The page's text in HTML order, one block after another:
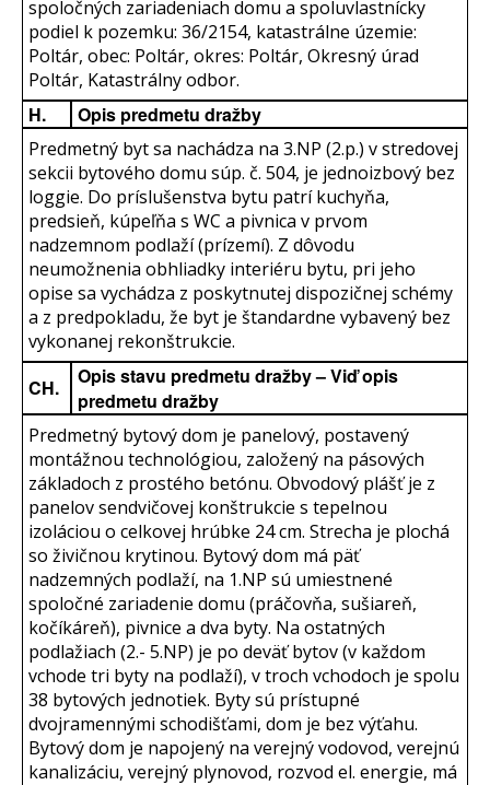
spoločných zariadeniach domu a spoluvlastnícky
podiel k pozemku: 36/2154, katastrálne územie:
Poltár, obec: Poltár, okres: Poltár, Okresný úrad
Poltár, Katastrálny odbor.
H. Opis predmetu dražby
Predmetný byt sa nachádza na 3.NP (2.p.) v stredovej
sekcii bytového domu súp. č. 504, je jednoizbový bez
loggie. Do príslušenstva bytu patrí kuchyňa,
predsieň, kúpeľňa s WC a pivnica v prvom
nadzemnom podlaží (prízemí). Z dôvodu
neumožnenia obhliadky interiéru bytu, pri jeho
opise sa vychádza z poskytnutej dispozičnej schémy
a z predpokladu, že byt je štandardne vybavený bez
vykonanej rekonštrukcie.
CH.
Opis stavu predmetu dražby – Viď opis
predmetu dražby
Predmetný bytový dom je panelový, postavený
montážnou technológiou, založený na pásových
základoch z prostého betónu. Obvodový plášť je z
panelov sendvičovej konštrukcie s tepelnou
izoláciou o celkovej hrúbke 24 cm. Strecha je plochá
so živičnou krytinou. Bytový dom má päť
nadzemných podlaží, na 1.NP sú umiestnené
spoločné zariadenie domu (práčovňa, sušiareň,
kočíkáreň), pivnice a dva byty. Na ostatných
podlažiach (2.- 5.NP) je po deväť bytov (v každom
vchode tri byty na podlaží), v troch vchodoch je spolu
38 bytových jednotiek. Byty sú prístupné
dvojramennými schodišťami, dom je bez výťahu.
Bytový dom je napojený na verejný vodovod, verejnú
kanalizáciu, verejný plynovod, rozvod el. energie, má